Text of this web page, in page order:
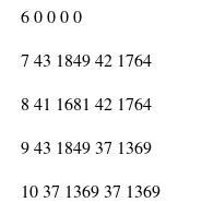
6 0 0 0 0
7 43 1849 42 1764
8 41 1681 42 1764
9 43 1849 37 1369
10 37 1369 37 1369